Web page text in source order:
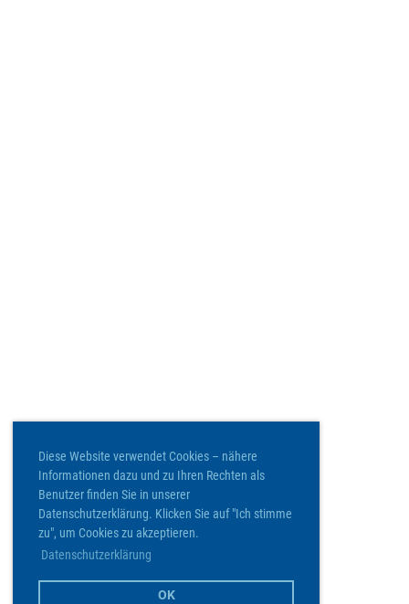
Diese Website verwendet Cookies – nähere
Informationen dazu und zu Ihren Rechten als
Benutzer finden Sie in unserer
Datenschutzerklärung. Klicken Sie auf "Ich stimme
zu", um Cookies zu akzeptieren.
Datenschutzerklärung
OK